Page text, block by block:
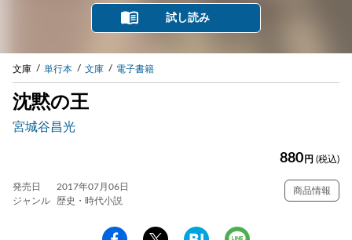
試し読み
文庫 単行本 文庫 電子書籍
沈黙の王
宮城谷昌光
880 円 (税込)
発売日
2017年07月06日
ジャンル
歴史・時代小説
商品情報